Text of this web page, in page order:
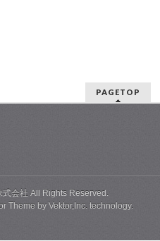
PAGETOP
式会社All Rights Reserved.
Theme byVektor,Inc. technology.